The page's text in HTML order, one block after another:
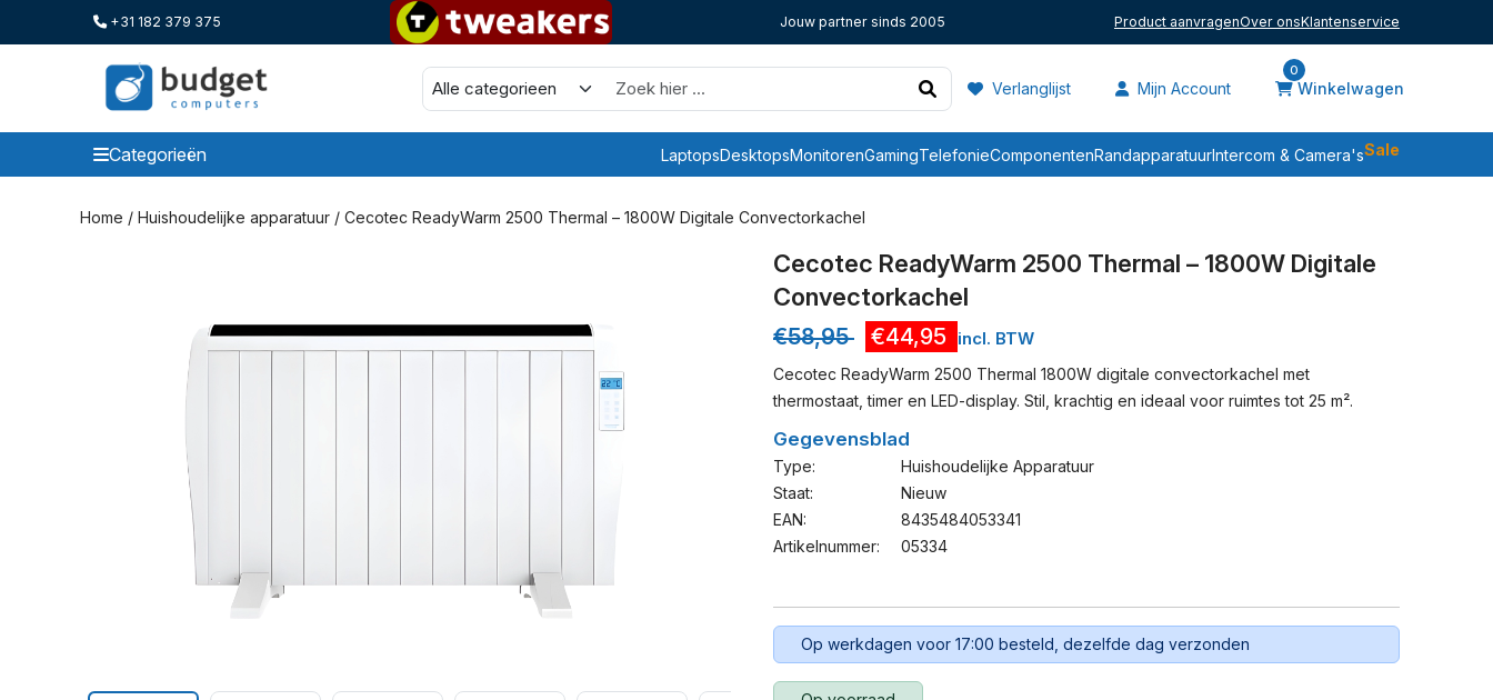
+31 182 379 375 Jouw partner sinds 2005 Product aanvragenOver onsKlantenservice
Verlanglijst Mijn Account
0
Winkelwagen
Categorieën LaptopsDesktopsMonitorenGamingTelefonieComponentenRandapparatuurIntercom & Camera'sSale
Categorieen
Home / Huishoudelijke apparatuur / Cecotec ReadyWarm 2500 Thermal – 1800W Digitale Convectorkachel
Cecotec ReadyWarm 2500 Thermal – 1800W Digitale
Convectorkachel
€58,95 €44,95 incl. BTW
Cecotec ReadyWarm 2500 Thermal 1800W digitale convectorkachel met
thermostaat, timer en LED-display. Stil, krachtig en ideaal voor ruimtes tot 25 m².
Gegevensblad
Type:
Huishoudelijke Apparatuur
Staat:
Nieuw
EAN:
8435484053341
Artikelnummer:
05334
Op werkdagen voor 17:00 besteld, dezelfde dag verzonden